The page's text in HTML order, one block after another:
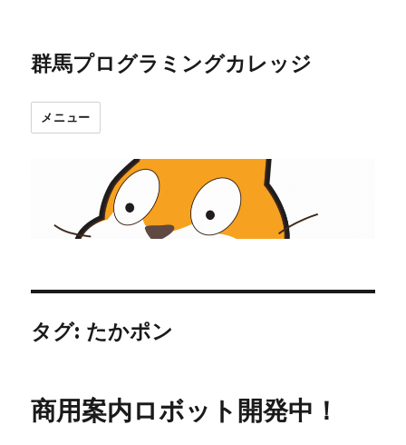
群馬プログラミングカレッジ
メニュー
タグ: たかポン
商用案内ロボット開発中！